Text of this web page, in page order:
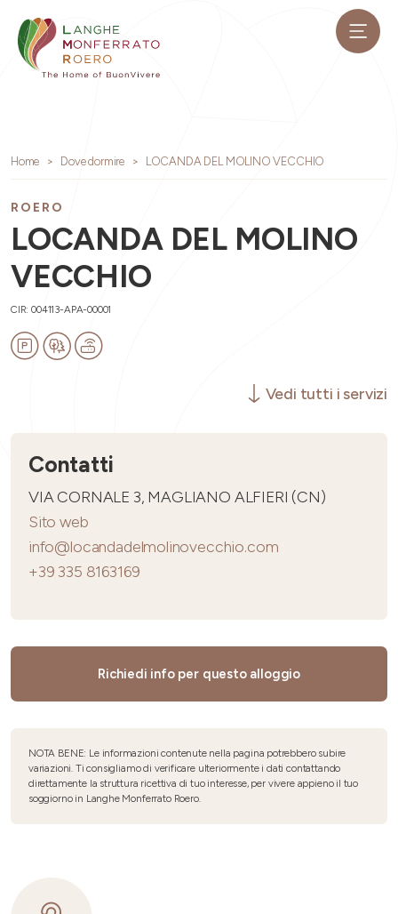
Home Dove dormire LOCANDA DEL MOLINO VECCHIO
ROERO
LOCANDA DEL MOLINO
VECCHIO
CIR: 004113-APA-00001
Vedi tutti i servizi
Contatti
VIA CORNALE 3, MAGLIANO ALFIERI (CN)
Sito web
info@locandadelmolinovecchio.com
+39 335 8163169
Richiedi info per questo alloggio
NOTA BENE: Le informazioni contenute nella pagina potrebbero subire
variazioni. Ti consigliamo di verificare ulteriormente i dati contattando
direttamente la struttura ricettiva di tuo interesse, per vivere appieno il tuo
soggiorno in Langhe Monferrato Roero.